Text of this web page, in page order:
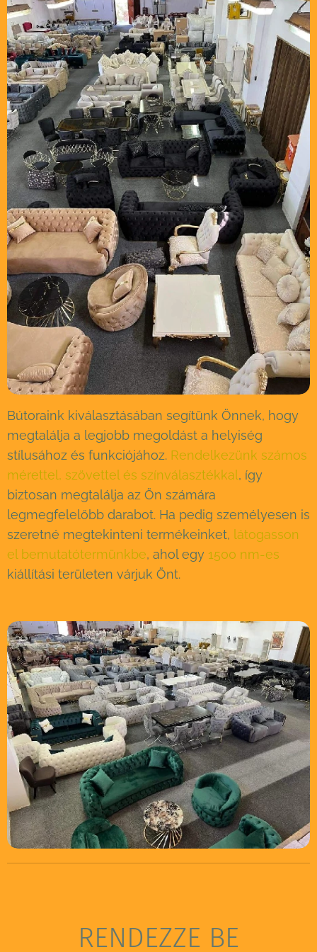
Bútoraink kiválasztásában segítünk Önnek, hogy
megtalálja a legjobb megoldást a helyiség
stílusához és funkciójához. Rendelkezünk számos
mérettel, szövettel és színválasztékkal , így
biztosan megtalálja az Ön számára
legmegfelelőbb darabot. Ha pedig személyesen is
szeretné megtekinteni termékeinket, látogasson
el bemutatótermünkbe, ahol egy 1500 nm-es
kiállítási területen várjuk Önt.
RENDEZZE BE